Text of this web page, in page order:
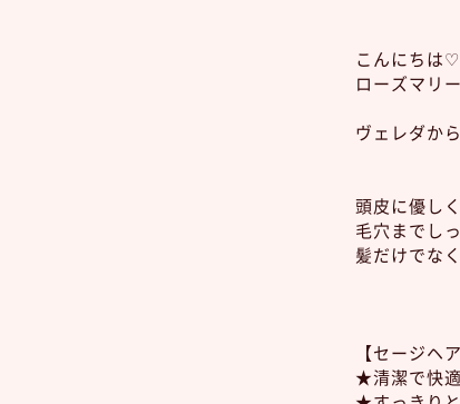
こんにちは♡
ローズマリ
ヴェレダか
頭皮に優し
毛穴までし
髪だけでな
【セージ
★清潔で快